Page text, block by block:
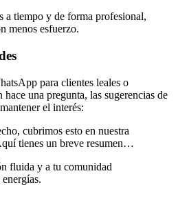
a tiempo y de forma profesional,
menos esfuerzo.
para clientes leales o
una pregunta, las sugerencias de
el interés:
cubrimos esto en nuestra
tienes un breve resumen…
fluida y a tu comunidad